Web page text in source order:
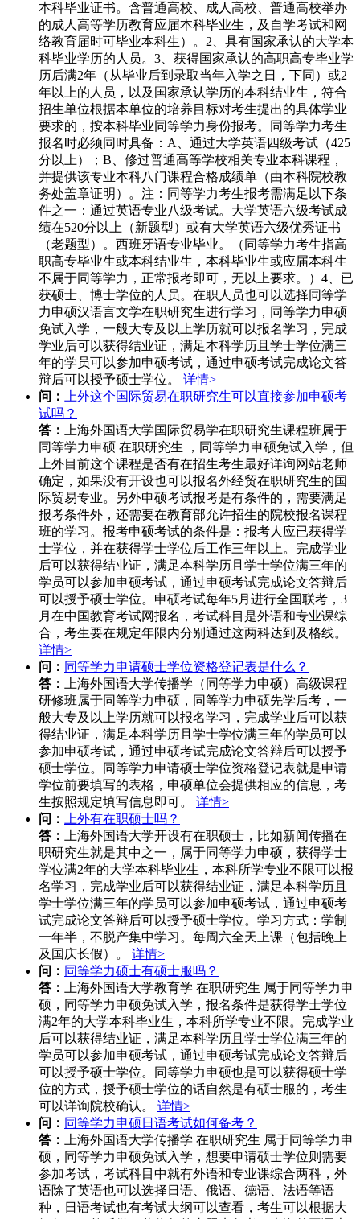
本科毕业证书。含普通高校、成人高校、普通高校举办
的成人高等学历教育应届本科毕业生，及自学考试和网
络教育届时可毕业本科生）。2、具有国家承认的大学本
科毕业学历的人员。3、获得国家承认的高职高专毕业学
历后满2年（从毕业后到录取当年入学之日，下同）或2
年以上的人员，以及国家承认学历的本科结业生，符合
招生单位根据本单位的培养目标对考生提出的具体学业
要求的，按本科毕业同等学力身份报考。同等学力考生
报名时必须同时具备：A、通过大学英语四级考试（425
分以上）；B、修过普通高等学校相关专业本科课程，
并提供该专业本科八门课程合格成绩单（由本科院校教
务处盖章证明）。注：同等学力考生报考需满足以下条
件之一：通过英语专业八级考试。大学英语六级考试成
绩在520分以上（新题型）或有大学英语六级优秀证书
（老题型）。西班牙语专业毕业。（同等学力考生指高
职高专毕业生或本科结业生，本科毕业生或应届本科生
不属于同等学力，正常报考即可，无以上要求。）4、已
获硕士、博士学位的人员。在职人员也可以选择同等学
力申硕汉语言文学在职研究生进行学习，同等学力申硕
免试入学，一般大专及以上学历就可以报名学习，完成
学业后可以获得结业证，满足本科学历且学士学位满三
年的学员可以参加申硕考试，通过申硕考试完成论文答
辩后可以授予硕士学位。 详情>
问：
上外这个国际贸易在职研究生可以直接参加申硕考
试吗？
答：
上海外国语大学国际贸易学在职研究生课程班属于
同等学力申硕 在职研究生 ，同等学力申硕免试入学，但
上外目前这个课程是否有在招生考生最好详询网站老师
确定，如果没有开设也可以报名外经贸在职研究生的国
际贸易专业。另外申硕考试报考是有条件的，需要满足
报考条件外，还需要在教育部允许招生的院校报名课程
班的学习。报考申硕考试的条件是：报考人应已获得学
士学位，并在获得学士学位后工作三年以上。完成学业
后可以获得结业证，满足本科学历且学士学位满三年的
学员可以参加申硕考试，通过申硕考试完成论文答辩后
可以授予硕士学位。申硕考试每年5月进行全国联考，3
月在中国教育考试网报名，考试科目是外语和专业课综
合，考生要在规定年限内分别通过这两科达到及格线。
详情>
问： 同等学力申请硕士学位资格登记表是什么？
答：
上海外国语大学传播学（同等学力申硕）高级课程
研修班属于同等学力申硕，同等学力申硕先学后考，一
般大专及以上学历就可以报名学习，完成学业后可以获
得结业证，满足本科学历且学士学位满三年的学员可以
参加申硕考试，通过申硕考试完成论文答辩后可以授予
硕士学位。同等学力申请硕士学位资格登记表就是申请
学位前要填写的表格，申硕单位会提供相应的信息，考
生按照规定填写信息即可。 详情>
问：
上外有在职硕士吗？
答：
上海外国语大学开设有在职硕士，比如新闻传播在
职研究生就是其中之一，属于同等学力申硕，获得学士
学位满2年的大学本科毕业生，本科所学专业不限可以报
名学习，完成学业后可以获得结业证，满足本科学历且
学士学位满三年的学员可以参加申硕考试，通过申硕考
试完成论文答辩后可以授予硕士学位。学习方式：学制
一年半，不脱产集中学习。每周六全天上课（包括晚上
及国庆长假）。 详情>
问： 同等学力硕士有硕士服吗？
答：
上海外国语大学教育学 在职研究生 属于同等学力申
硕，同等学力申硕免试入学，报名条件是获得学士学位
满2年的大学本科毕业生，本科所学专业不限。完成学业
后可以获得结业证，满足本科学历且学士学位满三年的
学员可以参加申硕考试，通过申硕考试完成论文答辩后
可以授予硕士学位。同等学力申硕也是可以获得硕士学
位的方式，授予硕士学位的话自然是有硕士服的，考生
可以详询院校确认。 详情>
问： 同等学力申硕日语考试如何备考？
答：
上海外国语大学传播学 在职研究生 属于同等学力申
硕，同等学力申硕免试入学，想要申请硕士学位则需要
参加考试，考试科目中就有外语和专业课综合两科，外
语除了英语也可以选择日语、俄语、德语、法语等语
种，日语考试也有考试大纲可以查看，考生可以根据大